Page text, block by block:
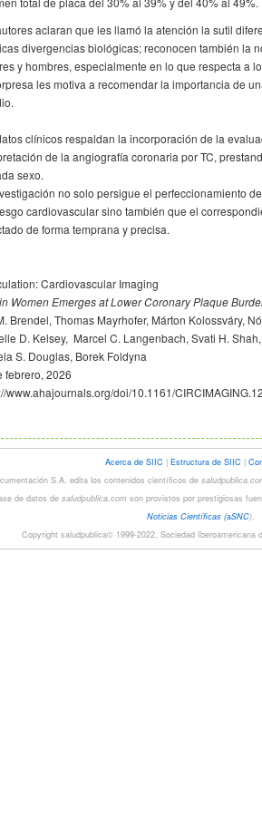
aclaran que les llamó la atención la sutil
divergencias biológicas; reconocen también la
y hombres, especialmente en lo que respecta a
les motiva a recomendar la importancia de
clínicos respaldan la incorporación de la
de la angiografía coronaria por TC,
sexo.
no solo persigue el perfeccionamiento
cardiovascular sino también que el
de forma temprana y precisa.
Cardiovascular Imaging
Women Emerges at Lower Coronary Plaque
Brendel, Thomas Mayrhofer, Márton Kolossváry,
D. Kelsey, Marcel C. Langenbach, Svati H.
S. Douglas, Borek Foldyna
febrero, 2026
www.ahajournals.org/doi/10.1161/
Acerca de SIIC | Estructura de SIIC |
S.A. edita los contenidos científicos de
de datos de saludpublica.com son provistos por prestigiosas
Noticias Científicas (aSNC).
Copyright saludpublica© 1999-2022, Sociedad